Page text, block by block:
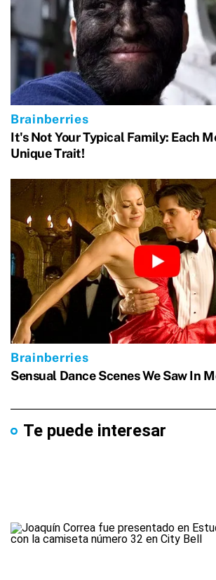
Te puede interesar